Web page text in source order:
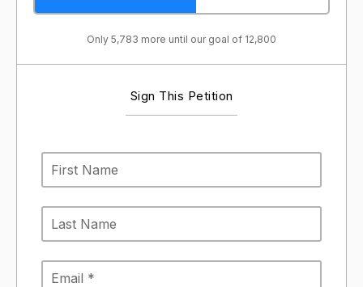
Only 5,783 more until our goal of 12,800
Sign This Petition